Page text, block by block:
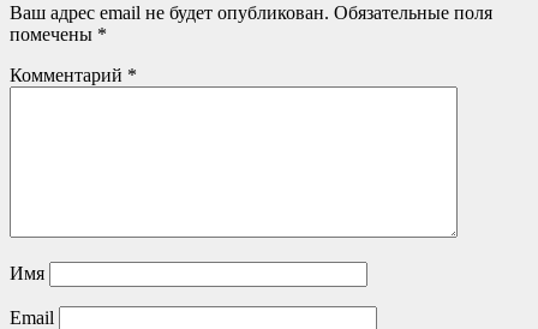
Ваш адрес email не будет опубликован. Обязательные поля
помечены *
Комментарий *
Имя
Email